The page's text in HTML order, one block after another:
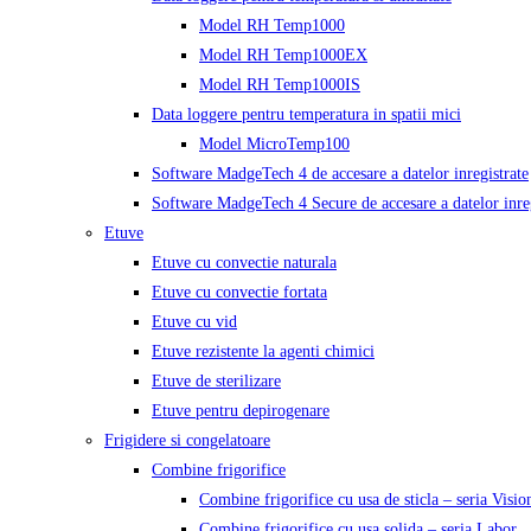
Model RH Temp1000
Model RH Temp1000EX
Model RH Temp1000IS
Data loggere pentru temperatura in spatii mici
Model MicroTemp100
Software MadgeTech 4 de accesare a datelor inregistrate
Software MadgeTech 4 Secure de accesare a datelor
Etuve
Etuve cu convectie naturala
Etuve cu convectie fortata
Etuve cu vid
Etuve rezistente la agenti chimici
Etuve de sterilizare
Etuve pentru depirogenare
Frigidere si congelatoare
Combine frigorifice
Combine frigorifice cu usa de sticla – seria